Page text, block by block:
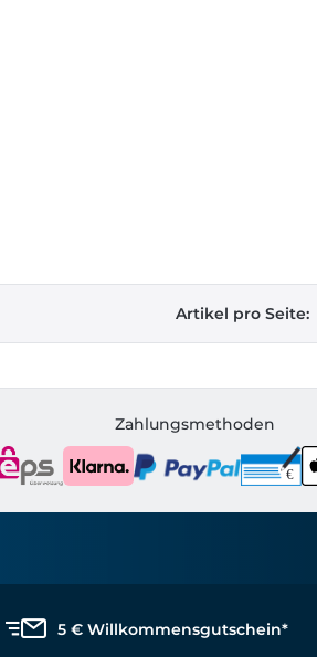
Artikel pro Seite:
Zahlungsmethoden
5 € Willkommensgutschein*